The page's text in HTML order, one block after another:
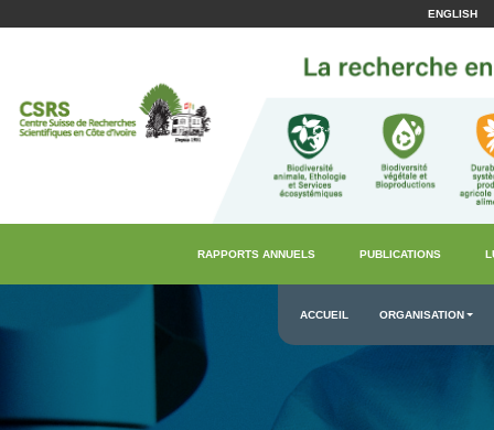
ENGLISH
RAPPORTS ANNUELS PUBLICATIONS
ACCUEIL ORGANISATION